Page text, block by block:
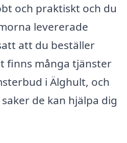
och praktiskt och du
levererade
att du beställer
finns många tjänster
i Älghult, och
de kan hjälpa dig